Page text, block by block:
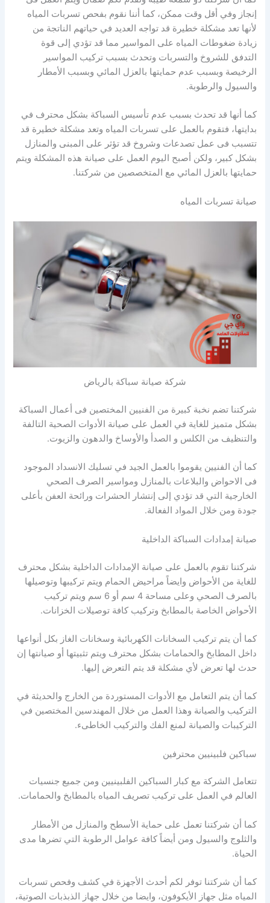
إنجاز وفي أقل وقت ممكن، كما أننا نقوم بفحص تسربات المياه
لأنها تعد مشكلة خطيرة قد تواجه العديد في حياتهم الناتجة من
زيادة ضغوطات المياه على المواسير مما قد تؤدي إلى قوة
التدفق للشروخ والتسربات وتحدث بسبب تركيب المواسير
الرخيصة وبسبب عدم حمايتها بالعزل المائي وبسبب الأمطار
والسيول والرطوبة.
كما أنها قد تحدث بسبب عدم تأسيس السباكة بشكل محترف في
بدايتها، فتقوم بالعمل على تسربات المياه وتعد مشكلة خطيرة قد
تتسبب فى عمل تصدعات وشروخ قد تؤثر على المبنى والمنازل
بشكل كبير، ولكن أصبح اليوم العمل على صيانة هذه المشكلة ويتم
حمايتها بالعزل المائي مع المتخصصين من شركتنا.
صيانة تسربات المياه
شركة صيانة سباكة بالرياض
شركتنا تضم نخبة كبيرة من الفنيين المختصين فى أعمال السباكة
بشكل متميز للغاية في العمل على صيانة الأدوات الصحية التالفة
والتنظيف من الكلس و الصدأ والأوساخ والدهون والزيوت.
كما أن الفنيين يقوموا بالعمل الجيد في تسليك الانسداد الموجود
فى الاحواض والبلاعات بالمنازل ومواسير الصرف الصحي
الخارجية التي قد تؤدي إلى إنتشار الحشرات ورائحة العفن بأعلى
جودة ومن خلال المواد الفعالة.
صيانة إمدادات السباكة الداخلية
شركتنا تقوم بالعمل على صيانة الإمدادات الداخلية بشكل محترف
للغاية من الأحواض وايضاً مراحيض الحمام ويتم تركيبها وتوصيلها
بالصرف الصحي وعلى مساحة 4 سم أو 6 سم ويتم تركيب
الأحواض الخاصة بالمطابخ وتركيب كافة توصيلات الخزانات.
كما أن يتم تركيب السخانات الكهربائية وسخانات الغاز بكل أنواعها
داخل المطابخ والحمامات بشكل محترف ويتم تثبيتها أو صيانتها إن
حدث لها تعرض لأي مشكلة قد يتم التعرض إليها.
كما أن يتم التعامل مع الأدوات المستوردة من الخارج والحديثة في
التركيب والصيانة وهذا العمل من خلال المهندسين المختصين في
التركيبات والصيانة لمنع الفك والتركيب الخاطىء.
سباكين فلبينيين محترفين
تتعامل الشركة مع كبار السباكين الفلبينيين ومن جميع جنسيات
العالم في العمل على تركيب تصريف المياه بالمطابخ والحمامات.
كما أن شركتنا تعمل على حماية الأسطح والمنازل من الأمطار
والثلوج والسيول ومن أيضاً كافة عوامل الرطوبة التي تضرها مدى
الحياة.
كما أن شركتنا توفر لكم أحدث الأجهزة في كشف وفحص تسربات
المياه مثل جهاز الأيكوفون، وايضا من خلال جهاز الذبذبات الصوتية،